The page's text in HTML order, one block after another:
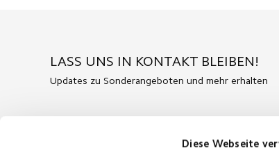
Diese Webseite
LASS UNS IN KONTAKT BLEIBEN!
Updates zu Sonderangeboten und mehr erhalten